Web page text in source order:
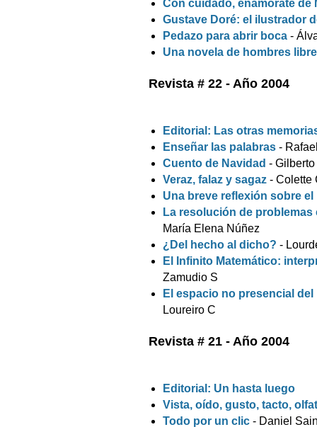
Con cuidado, enamórate de
Gustave Doré: el ilustrador
Pedazo para abrir boca -
Una novela de hombres
Revista # 22 - Año 2004
Editorial: Las otras
Enseñar las palabras -
Cuento de Navidad -
Veraz, falaz y sagaz - Colette
Una breve reflexión sobre el
La resolución de
María Elena Núñez
¿Del hecho al dicho? -
El Infinito Matemático:
Zamudio S
El espacio no presencial
Loureiro C
Revista # 21 - Año 2004
Editorial: Un hasta luego
Vista, oído, gusto, tacto,
Todo por un clic - Daniel